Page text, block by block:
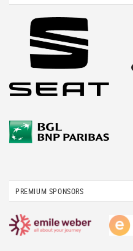
PREMIUM SPONSORS